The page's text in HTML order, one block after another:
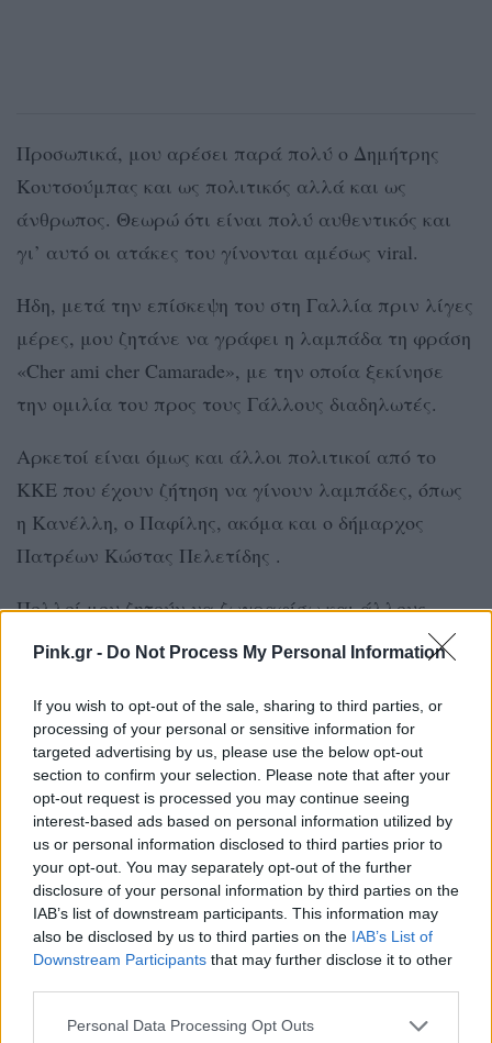
Pink.gr - Do Not Process My Personal Information
If you wish to opt-out of the sale, sharing to third parties, or
processing of your personal or sensitive information for
targeted advertising by us, please use the below opt-out
section to confirm your selection. Please note that after your
opt-out request is processed you may continue seeing
interest-based ads based on personal information utilized by
us or personal information disclosed to third parties prior to
your opt-out. You may separately opt-out of the further
disclosure of your personal information by third parties on the
IAB’s list of downstream participants. This information may
also be disclosed by us to third parties on the IAB’s List of
Downstream Participants that may further disclose it to other
Personal Data Processing Opt Outs
Προσωπικά, μου αρέσει παρά πολύ ο Δημήτρης
Κουτσούμπας και ως πολιτικός αλλά και ως
άνθρωπος. Θεωρώ ότι είναι πολύ αυθεντικός και
γι’ αυτό οι ατάκες του γίνονται αμέσως viral.
Ήδη, μετά την επίσκεψη του στη Γαλλία πριν λίγες
μέρες, μου ζητάνε να γράφει η λαμπάδα τη φράση
«Cher ami cher Camarade», με την οποία ξεκίνησε
την ομιλία του προς τους Γάλλους διαδηλωτές.
Αρκετοί είναι όμως και άλλοι πολιτικοί από το
ΚΚΕ που έχουν ζήτηση να γίνουν λαμπάδες, όπως
η Κανέλλη, ο Παφίλης, ακόμα και ο δήμαρχος
Πατρέων Κώστας Πελετίδης .
Πολλοί μου ζητούν να ζωγραφίσω και άλλους
πολιτικούς της επικαιρότητας. Η απάντηση μου
παιδιά…».